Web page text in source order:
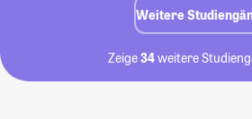
Weitere
Zeige34weitere